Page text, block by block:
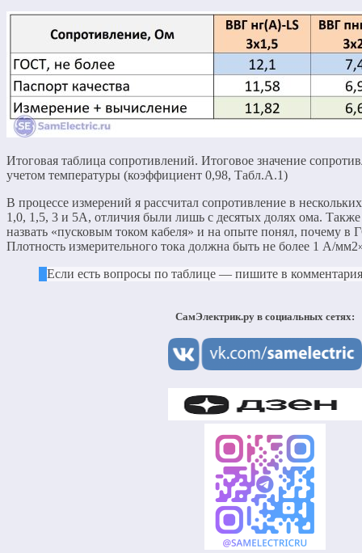
Итоговая таблица сопротивлений. Итоговое значение
учетом температуры (коэффициент 0,98, Табл.А.1)
В процессе измерений я рассчитал сопротивление в
1,0, 1,5, 3 и 5А, отличия были лишь с десятых долях ома.
назвать «пусковым током кабеля» и на опыте понял, почему в
Плотность измерительного тока должна быть не более 1 А/
Если есть вопросы по таблице — пишите в
СамЭлектрик.ру в социальных сетях: